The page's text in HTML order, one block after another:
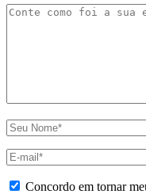
Concordo em tornar